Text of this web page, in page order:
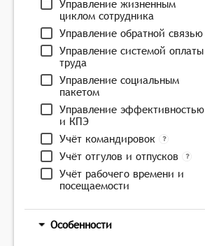
Управление жизненным
циклом сотрудника
Управление обратной связью
Управление системой оплаты
труда
Управление социальным
пакетом
Управление эффективностью
и КПЭ
Учёт командировок
Учёт отгулов и отпусков
Учёт рабочего времени и
посещаемости
Особенности